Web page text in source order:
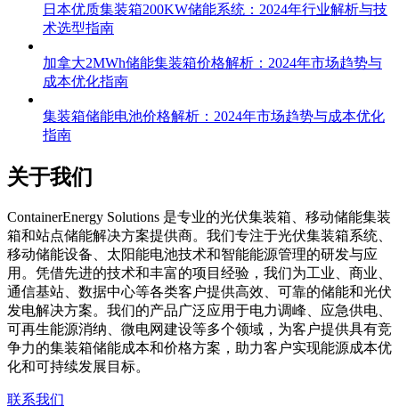
日本优质集装箱200KW储能系统：2024年行业解析与技
术选型指南
加拿大2MWh储能集装箱价格解析：2024年市场趋势与
成本优化指南
集装箱储能电池价格解析：2024年市场趋势与成本优化
指南
关于我们
ContainerEnergy Solutions 是专业的光伏集装箱、移动储能集装
箱和站点储能解决方案提供商。我们专注于光伏集装箱系统、
移动储能设备、太阳能电池技术和智能能源管理的研发与应
用。凭借先进的技术和丰富的项目经验，我们为工业、商业、
通信基站、数据中心等各类客户提供高效、可靠的储能和光伏
发电解决方案。我们的产品广泛应用于电力调峰、应急供电、
可再生能源消纳、微电网建设等多个领域，为客户提供具有竞
争力的集装箱储能成本和价格方案，助力客户实现能源成本优
化和可持续发展目标。
联系我们